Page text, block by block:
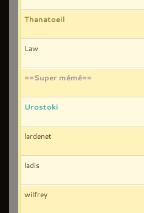
Thanatoeil
Law
==Super mémé==
Urostoki
lardenet
ladis
wilfrey